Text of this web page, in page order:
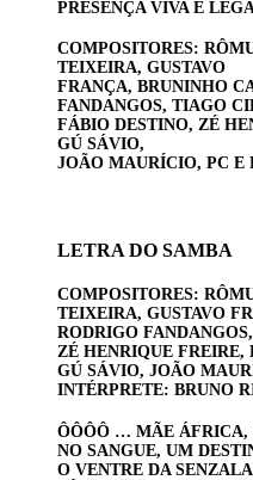
PRESENÇA VIVA E
COMPOSITORES:
TEIXEIRA, GUSTAVO
FRANÇA, BRUNINHO
FANDANGOS, TIAGO
FÁBIO DESTINO, ZÉ
GÚ SÁVIO,
JOÃO MAURÍCIO, PC E
LETRA DO SAMBA
COMPOSITORES:
TEIXEIRA, GUSTAVO
RODRIGO
ZÉ HENRIQUE FREIRE,
GÚ SÁVIO, JOÃO
INTÉRPRETE: BRUNO
ÔÔÔÔ … MÃE ÁFRICA,
NO SANGUE, UM
O VENTRE DA